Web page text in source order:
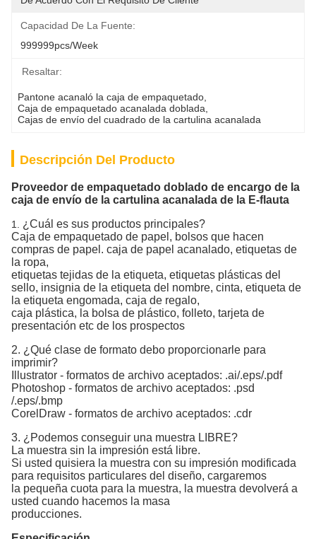
Capacidad De La Fuente:
999999pcs/week
Resaltar:
Pantone acanaló la caja de empaquetado
Caja de empaquetado acanalada doblada
Cajas de envío del cuadrado de la cartulina acanalada
Descripción Del Producto
Proveedor de empaquetado doblado de encargo de la
caja de envío de la cartulina acanalada de la E-flauta
1. ¿Cuál es sus productos principales?
Caja de empaquetado de papel, bolsos que hacen
compras de papel. caja de papel acanalado, etiquetas de
la ropa,
etiquetas tejidas de la etiqueta, etiquetas plásticas del
sello, insignia de la etiqueta del nombre, cinta, etiqueta de
la etiqueta engomada, caja de regalo,
caja plástica, la bolsa de plástico, folleto, tarjeta de
presentación etc de los prospectos
2. ¿Qué clase de formato debo proporcionarle para
imprimir?
Illustrator - formatos de archivo aceptados: .ai/.eps/.pdf
Photoshop - formatos de archivo aceptados: .psd
/.eps/.bmp
CorelDraw - formatos de archivo aceptados: .cdr
3. ¿Podemos conseguir una muestra LIBRE?
La muestra sin la impresión está libre.
Si usted quisiera la muestra con su impresión modificada
para requisitos particulares del diseño, cargaremos
la pequeña cuota para la muestra, la muestra devolverá a
usted cuando hacemos la masa
producciones.